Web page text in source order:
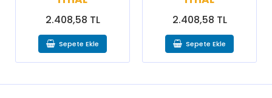
2.408,58 TL
Sepete Ekle
2.408,58 TL
Sepete Ekle